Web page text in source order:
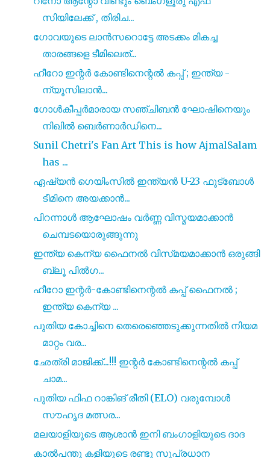
സിയിലേക്ക് , തിരിച...
ഗോവയുടെ ലാൻസറൊട്ടേ അടക്കം മികച്ച
താരങ്ങളെ ടീമിലെത്...
ഹീറോ ഇന്റർ കോണ്ടിനെന്റൽ കപ്പ് ; ഇന്ത്യ -
ന്യൂസിലാൻ...
ഗോൾകീപ്പർമാരായ സഞ്ചിബൻ ഘോഷിനെയും
നിഖിൽ ബെർണാർഡിനെ...
Sunil Chetri's Fan Art This is how AjmalSalam
has ...
ഏഷ്യൻ ഗെയിംസിൽ ഇന്ത്യൻ U-23 ഫുട്ബോൾ
ടീമിനെ അയക്കാൻ...
പിറന്നാൾ ആഘോഷം വർണ്ണ വിസ്മയമാക്കാൻ
ചെമ്പടയൊരുങ്ങുന്നു
ഇന്ത്യ കെന്യ ഫൈനൽ വിസ്‌മയമാക്കാൻ ഒരുങ്ങി
ബ്ലൂ പിൽഗ...
ഹീറോ ഇന്റർ-കോണ്ടിനെന്റൽ കപ്പ് ഫൈനൽ ;
ഇന്ത്യ കെന്യ ...
പുതിയ കോച്ചിനെ തെരെഞ്ഞെടുക്കുന്നതിൽ നിയമ
മാറ്റം വര...
ഛേത്രി മാജിക്ക്...!!! ഇന്റർ കോണ്ടിനെന്റൽ കപ്പ്
ചാമ...
പുതിയ ഫിഫ റാങ്കിങ് രീതി (ELO) വരുമ്പോൾ
സൗഹൃദ മത്സര...
മലയാളിയുടെ ആശാൻ ഇനി ബംഗാളിയുടെ ദാദ
കാൽപന്തു കളിയുടെ രണ്ടു സുപ്രധാന